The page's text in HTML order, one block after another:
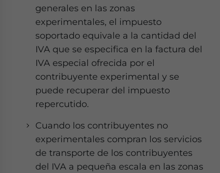
generales en las zonas
experimentales, el impuesto
soportado equivale a la cantidad del
IVA que se especifica en la factura del
IVA especial ofrecida por el
contribuyente experimental y se
puede recuperar del impuesto
repercutido.
Cuando los contribuyentes no
experimentales compran los servicios
de transporte de los contribuyentes
del IVA a pequeña escala en las zonas